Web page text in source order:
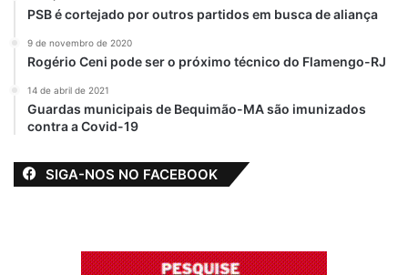
OG7procurou os dez profissionais da
educação que foram transferidos na última
segunda-feira (22), mas que só receberam
a notificação nesta quarta-feira (24), e
medida foi uma retaliação do prefeito
Almeida Sousa (PL), por ter tido uma pífia
PSB é cortejado por outros partidos em busca de aliança
9 de novembro de 2020
Rogério Ceni pode ser o próximo técnico do Flamengo-RJ
14 de abril de 2021
Guardas municipais de Bequimão-MA são imunizados
contra a Covid-19
SIGA-NOS NO FACEBOOK